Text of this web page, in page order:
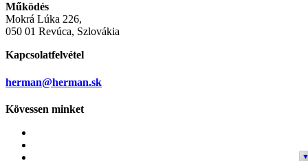
Működés
Mokrá Lúka 226,
050 01 Revúca, Szlovákia
Kapcsolatfelvétel
herman@herman.sk
Kövessen minket